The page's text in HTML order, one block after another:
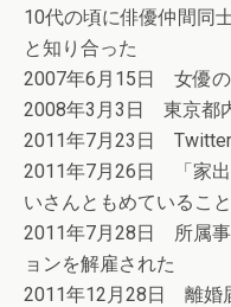
10代の頃に俳優仲間同
と知り合った
2007年6月15日 女優
2008年3月3日 東京都
2011年7月23日 Twitter
2011年7月26日 「家出
いさんともめているこ
2011年7月28日 所属事
ョンを解雇された
2011年12月28日 離婚